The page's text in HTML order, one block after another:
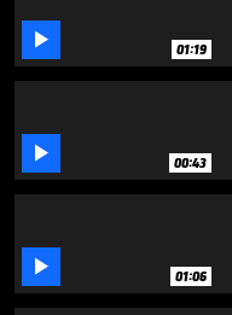
47
seconds
 01:19
 00:43
 01:06